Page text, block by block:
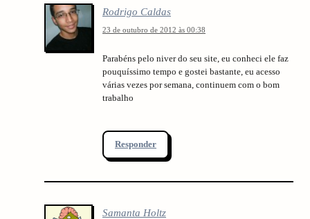
Rodrigo Caldas
23 de outubro de 2012 às 00:38
Parabéns pelo niver do seu site, eu conheci ele faz
pouquíssimo tempo e gostei bastante, eu acesso
várias vezes por semana, continuem com o bom
trabalho
Responder
Samanta Holtz